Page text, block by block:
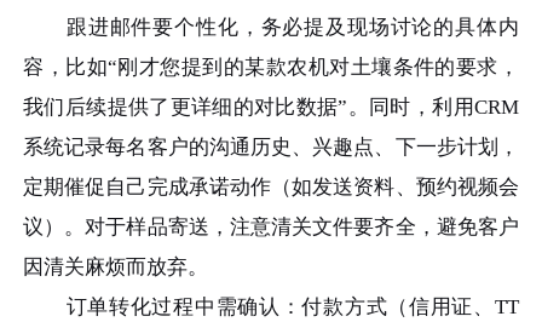
跟进邮件要个性化，务必提及现场讨论的具体内
容，比如“刚才您提到的某款农机对土壤条件的要求，
我们后续提供了更详细的对比数据”。同时，利用CRM
系统记录每名客户的沟通历史、兴趣点、下一步计划，
定期催促自己完成承诺动作（如发送资料、预约视频会
议）。对于样品寄送，注意清关文件要齐全，避免客户
因清关麻烦而放弃。
订单转化过程中需确认：付款方式（信用证、TT